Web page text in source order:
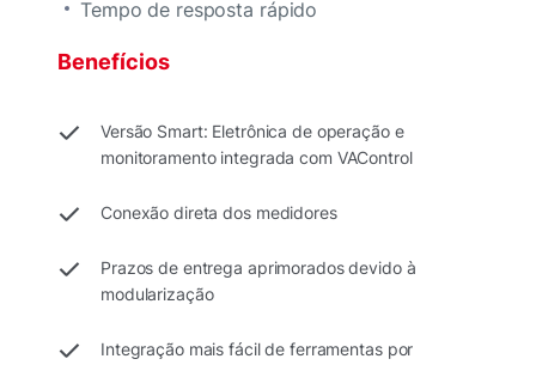
Tempo de resposta rápido
Benefícios
Versão Smart: Eletrônica de operação e
monitoramento integrada com VAControl
Conexão direta dos medidores
Prazos de entrega aprimorados devido à
modularização
Integração mais fácil de ferramentas por